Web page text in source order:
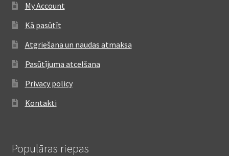
My Account
Kā pasūtīt
Atgriešana un naudas atmaksa
Pasūtījuma atcelšana
Privacy policy
Kontakti
Populāras riepas